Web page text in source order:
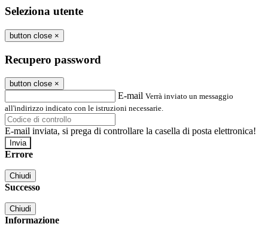
Seleziona utente
button close ×
Recupero password
button close ×
E-mail Verrà inviato un messaggio
all'indirizzo indicato con le istruzioni necessarie.
E-mail inviata, si prega di controllare la casella di posta elettronica!
Errore
Chiudi
Successo
Chiudi
Informazione